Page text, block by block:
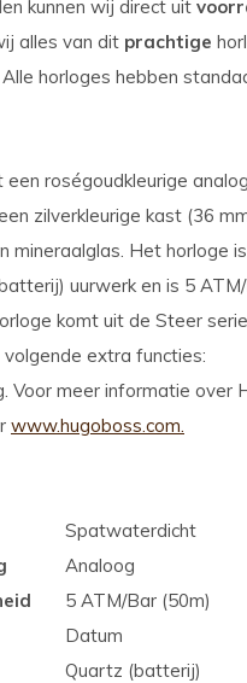
kunnen wij direct uit
alles van dit prachtige
horloges hebben
roségoudkleurige
zilverkleurige kast (36
mineraalglas. Het horloge
uurwerk en is 5
komt uit de Steer
extra functies:
Voor meer informatie over
www.hugoboss.com.
Spatwaterdicht
Analoog
5 ATM/Bar (50m)
Datum
Quartz (batterij)